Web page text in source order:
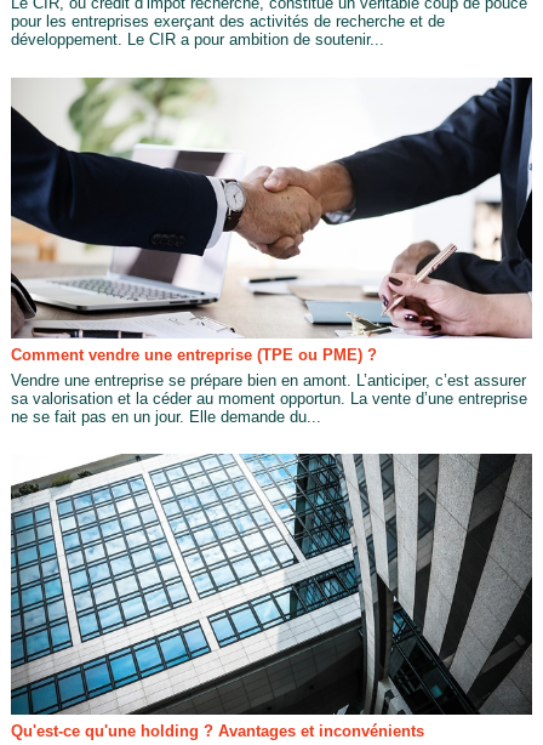
pour les entreprises exerçant des activités de recherche et de
développement. Le CIR a pour ambition de soutenir...
Comment vendre une entreprise (TPE ou PME) ?
Vendre une entreprise se prépare bien en amont. L’anticiper, c’est assurer
sa valorisation et la céder au moment opportun. La vente d’une entreprise
ne se fait pas en un jour. Elle demande du...
Qu'est-ce qu'une holding ? Avantages et inconvénients